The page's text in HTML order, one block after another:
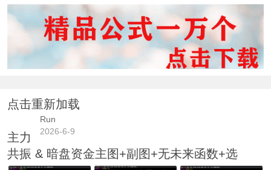
点击重新加载
Run
2026-6-9
主力
共振 & 暗盘资金主图+副图+无未来函数+选